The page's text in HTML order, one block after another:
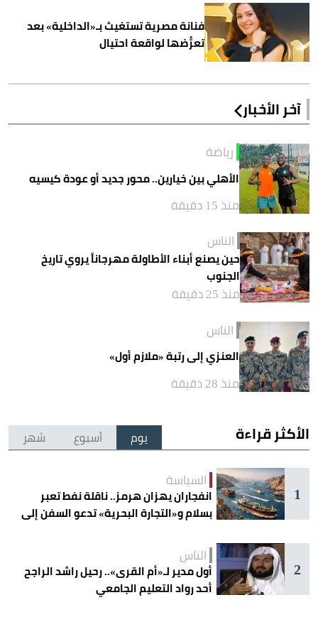
فنانة مصرية تستغيث بـ«الداخلية» بعد
تعرُّضها لواقعة احتيال
آخر الأخبار
رياضة
الأهلي بين خيارين.. محور جديد أو عودة كيسيه
منذ 15 دقيقة
الناس
حين يصنع أبناء الأطاولة مهرجاناً يروي تاريخ
الجنوب
منذ 25 دقيقة
الناس
العنزي إلى رتبة «ملازم أول»
منذ 28 دقيقة
الأكثر قراءة يوم أسبوع شهر
1
السياسة
انفجاران يهزان هرمز.. ناقلة نفط تعبر
بسلام و«التجارة البحرية» تدعو السفن إلى
2
الناس
أول مدير لـ«أم القرى».. رحيل راشد الراجح
أحد رواد التعليم الجامعي